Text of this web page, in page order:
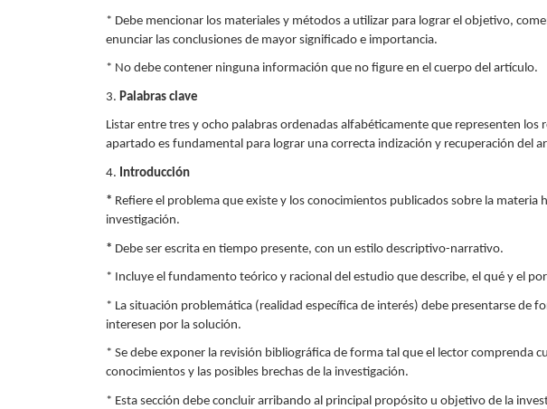
* Debe mencionar los materiales y métodos a utilizar para lograr el objetivo,
enunciar las conclusiones de mayor significado e importancia.
* No debe contener ninguna información que no figure en el cuerpo del artículo.
3. Palabras clave
Listar entre tres y ocho palabras ordenadas alfabéticamente que representen los
apartado es fundamental para lograr una correcta indización y recuperación del
4. Introducción
* Refiere el problema que existe y los conocimientos publicados sobre la materia
investigación.
* Debe ser escrita en tiempo presente, con un estilo descriptivo-narrativo.
* Incluye el fundamento teórico y racional del estudio que describe, el qué y el
* La situación problemática (realidad específica de interés) debe presentarse de
interesen por la solución.
* Se debe exponer la revisión bibliográfica de forma tal que el lector comprenda
conocimientos y las posibles brechas de la investigación.
* Esta sección debe concluir arribando al principal propósito u objetivo de la